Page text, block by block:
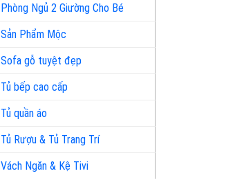
Phòng Ngủ 2 Giường Cho Bé
Sản Phẩm Mộc
Sofa gỗ tuyệt đẹp
Tủ bếp cao cấp
Tủ quần áo
Tủ Rượu & Tủ Trang Trí
Vách Ngăn & Kệ Tivi